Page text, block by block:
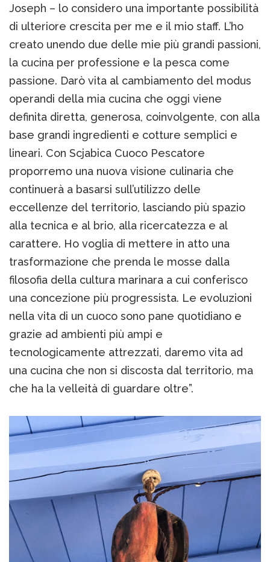
Joseph – lo considero una importante possibilità
di ulteriore crescita per me e il mio staff. L’ho
creato unendo due delle mie più grandi passioni,
la cucina per professione e la pesca come
passione. Darò vita al cambiamento del modus
operandi della mia cucina che oggi viene
definita diretta, generosa, coinvolgente, con alla
base grandi ingredienti e cotture semplici e
lineari. Con Scjabica Cuoco Pescatore
proporremo una nuova visione culinaria che
continuerà a basarsi sull’utilizzo delle
eccellenze del territorio, lasciando più spazio
alla tecnica e al brio, alla ricercatezza e al
carattere. Ho voglia di mettere in atto una
trasformazione che prenda le mosse dalla
filosofia della cultura marinara a cui conferisco
una concezione più progressista. Le evoluzioni
nella vita di un cuoco sono pane quotidiano e
grazie ad ambienti più ampi e
tecnologicamente attrezzati, daremo vita ad
una cucina che non si discosta dal territorio, ma
che ha la velleità di guardare oltre”.